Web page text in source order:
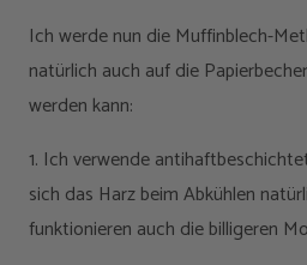
Ich werde nun die Muffinblech-
natürlich auch auf die
werden kann:
1. Ich verwende
sich das Harz beim Abkühlen
funktionieren auch die billigeren